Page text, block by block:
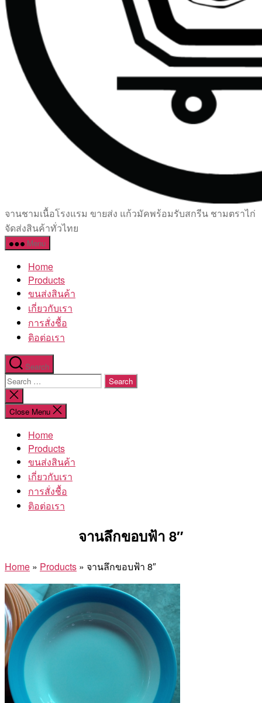
เซรามิค
ครบ
ครัน
โรงงาน
จานชามเนื้อโรงแรม ขายส่ง แก้วมัคพร้อมรับสกรีน ชามตราไก่
จัดส่งสินค้าทั่วไทย
Menu
Home
Products
ขนส่งสินค้า
เกี่ยวกับเรา
การสั่งชื้อ
ติอต่อเรา
Search
Search
for:
Close
search
Close Menu
Home
Products
ขนส่งสินค้า
เกี่ยวกับเรา
การสั่งชื้อ
ติอต่อเรา
จานลึกขอบฟ้า 8″
Home » Products » จานลึกขอบฟ้า 8″